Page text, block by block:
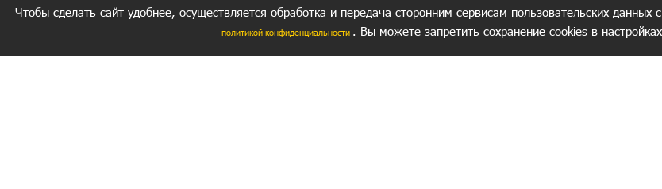
Чтобы сделать сайт удобнее, осуществляется обработка и передача сторонним сервисам пользовательских
политикой конфиденциальности . Вы можете запретить сохранение cookies в